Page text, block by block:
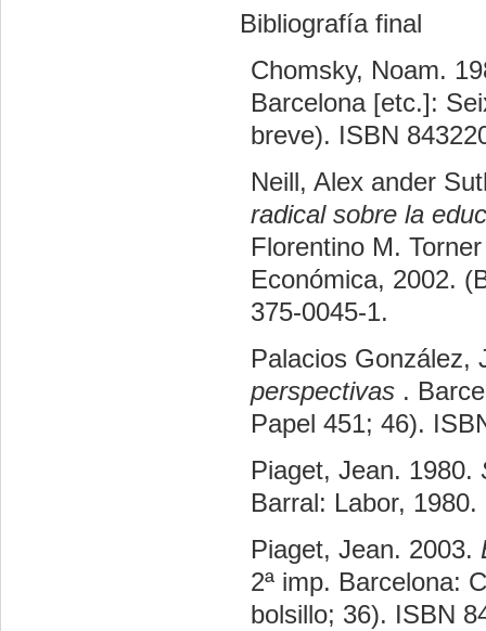
Bibliografía final
Chomsky, Noam.
Barcelona [etc.]:
breve). ISBN
Neill, Alex ander
radical sobre la
Florentino M.
Económica, 2002.
375-0045-1.
Palacios González,
perspectivas .
Papel 451; 46).
Piaget, Jean. 1980.
Barral: Labor, 1980.
Piaget, Jean. 2003.
2ª imp. Barcelona:
bolsillo; 36). ISBN